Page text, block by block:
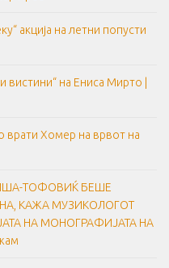
акција на летни попусти
вистини“ на Ениса Мирто |
врати Хомер на врвот на
ТОФОВИЌ БЕШЕ
КАЖА МУЗИКОЛОГОТ
НА МОНОГРАФИЈАТА НА